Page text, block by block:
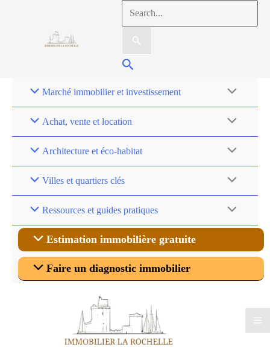
Rechercher :
Rechercher
Marché immobilier et investissement
Achat, vente et location
Architecture et éco-habitat
Villes et quartiers clés
Ressources et guides pratiques
Estimation immobilière gratuite
Faire un diagnostic immobilier